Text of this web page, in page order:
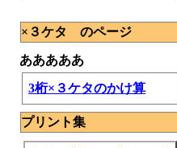
×３ケタ のページ
あああああ
3桁×３ケタのかけ算
プリント集